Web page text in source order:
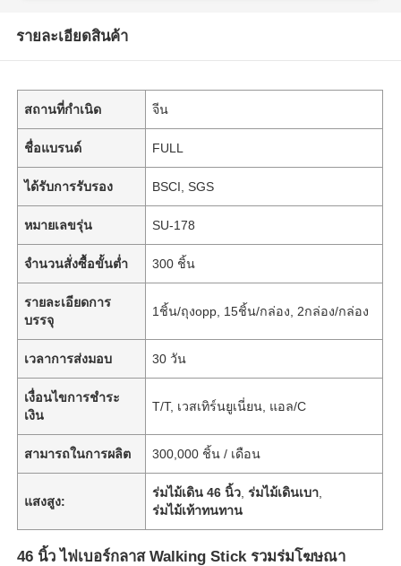
รายละเอียดสินค้า
สถานที่กำเนิด จีน
ชื่อแบรนด์ FULL
ได้รับการรับรอง BSCI, SGS
หมายเลขรุ่น SU-178
จำนวนสั่งซื้อขั้นต่ำ 300 ชิ้น
รายละเอียดการ
บรรจุ
1ชิ้น/ถุงopp, 15ชิ้น/กล่อง, 2กล่อง/กล่อง
เวลาการส่งมอบ 30 วัน
เงื่อนไขการชำระ
เงิน
T/T, เวสเทิร์นยูเนี่ยน, แอล/C
สามารถในการผลิต 300,000 ชิ้น / เดือน
แสงสูง:
ร่มไม้เดิน 46 นิ้ว ,ร่มไม้เดินเบา
ร่มไม้เท้าทนทาน
46 นิ้ว ไฟเบอร์กลาส Walking Stick รวมร่มโฆษณา